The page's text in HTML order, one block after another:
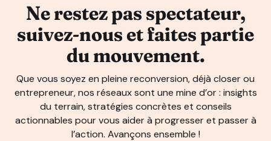
Ne restez pas spectateur,
suivez-nous et faites partie
du mouvement.
Que vous soyez en pleine reconversion, déjà closer ou
entrepreneur, nos réseaux sont une mine d’or : insights
du terrain, stratégies concrètes et conseils
actionnables pour vous aider à progresser et passer à
l’action. Avançons ensemble !